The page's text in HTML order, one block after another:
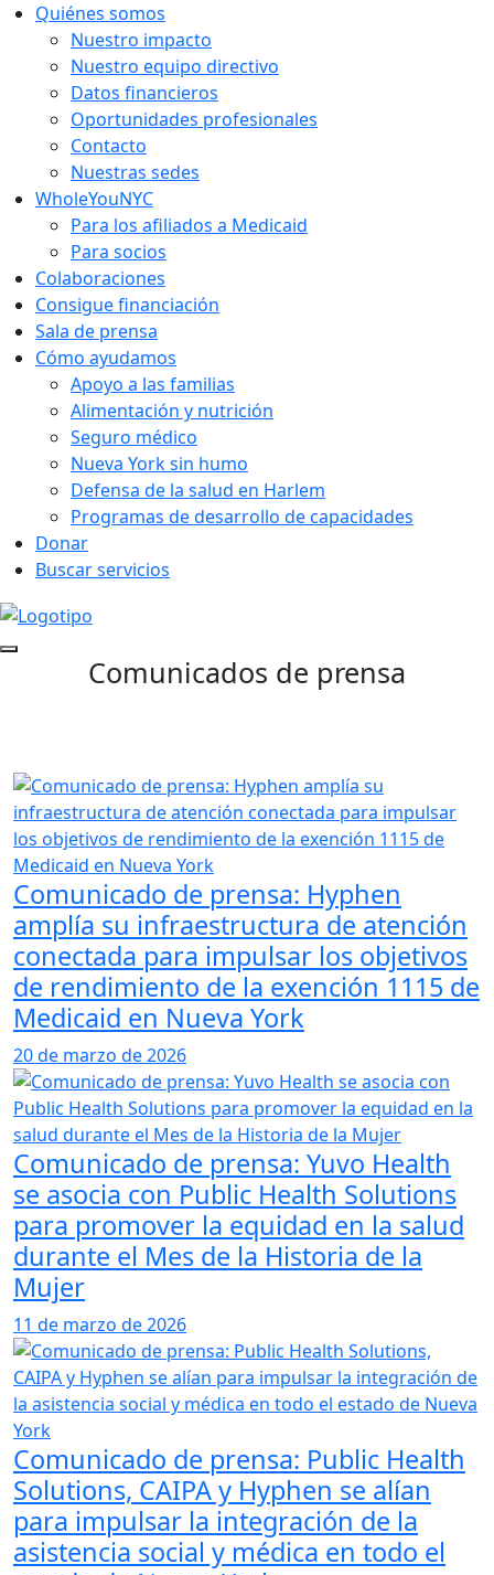
contenido
Quiénes somos
Nuestro impacto
Nuestro equipo directivo
Datos financieros
Oportunidades profesionales
Contacto
Nuestras sedes
WholeYouNYC
Para los afiliados a Medicaid
Para socios
Colaboraciones
Consigue financiación
Sala de prensa
Cómo ayudamos
Apoyo a las familias
Alimentación y nutrición
Seguro médico
Nueva York sin humo
Defensa de la salud en Harlem
Programas de desarrollo de capacidades
Donar
Buscar servicios
Comunicados de prensa
Comunicado de prensa: Hyphen
amplía su infraestructura de atención
conectada para impulsar los objetivos
de rendimiento de la exención 1115 de
Medicaid en Nueva York
20 de marzo de 2026
Comunicado de prensa: Yuvo Health
se asocia con Public Health Solutions
para promover la equidad en la salud
durante el Mes de la Historia de la
Mujer
11 de marzo de 2026
Comunicado de prensa: Public Health
Solutions, CAIPA y Hyphen se alían
para impulsar la integración de la
asistencia social y médica en todo el